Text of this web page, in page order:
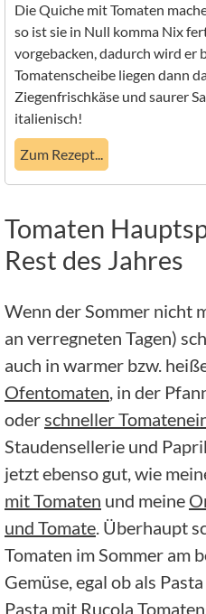
Die Quiche mit Tomaten
so ist sie in Null komma Nix
vorgebacken, dadurch wird er
Tomatenscheibe liegen dann
Ziegenfrischkäse und saurer
italienisch!
Zum Rezept...
Tomaten
Rest des Jahres
Wenn der Sommer nicht
an verregneten Tagen)
auch in warmer bzw.
Ofentomaten, in der
oderschneller
Staudensellerie und
jetzt ebenso gut, wie
mit Tomaten und meine
und Tomate. Überhaupt
Tomaten im Sommer am
Gemüse, egal ob als
Pasta mit Rucola